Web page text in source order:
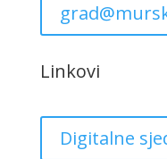
Linkovi
Digitalne